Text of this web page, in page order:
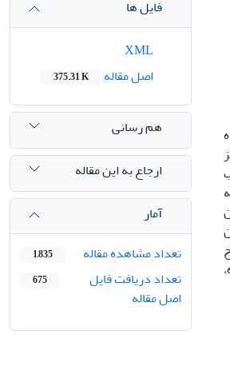
فایل ها
اصل مقاله
375.31 K
هم رسانی
ارجاع به این مقاله
آمار
تعداد مشاهده مقاله
1,835
تعداد دریافت فایل
اصل مقاله
675